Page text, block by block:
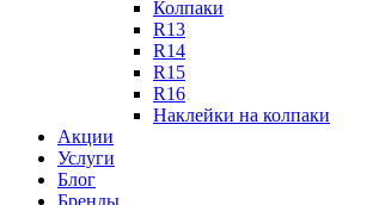
Колпаки
R13
R14
R15
R16
Наклейки на колпаки
Акции
Услуги
Блог
Бренды